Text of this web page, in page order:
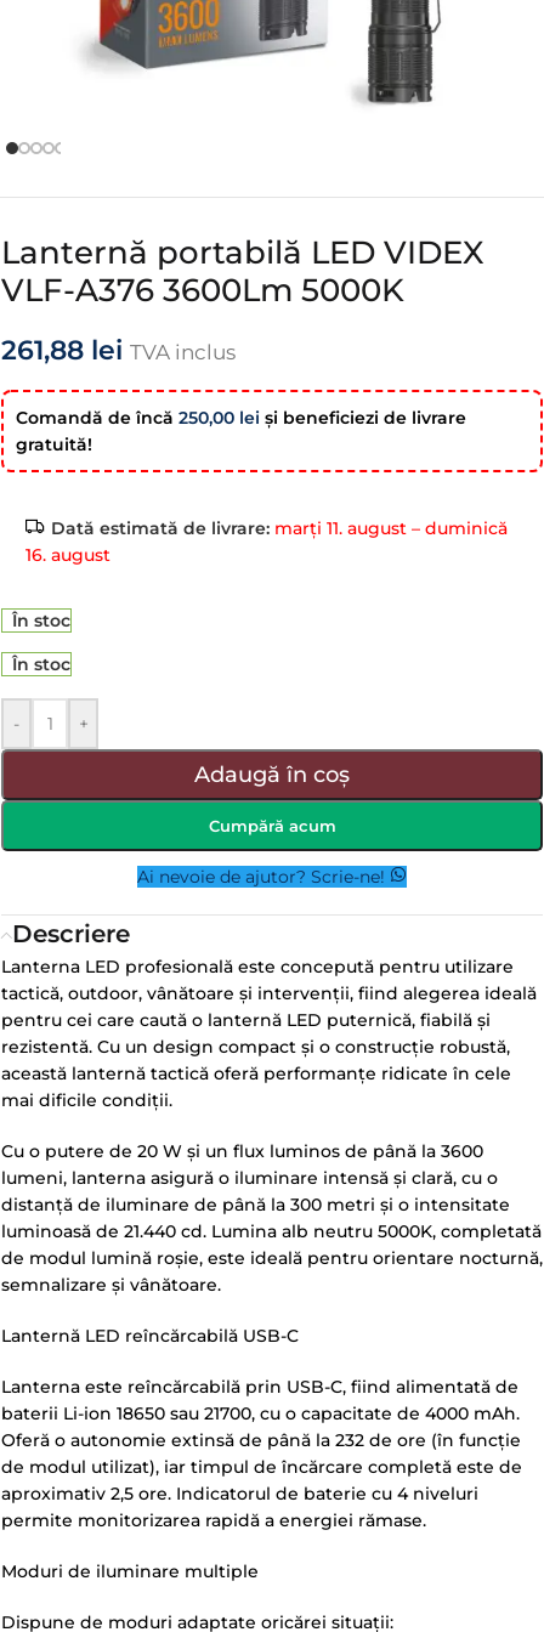
Lanternă portabilă LED VIDEX
VLF-A376 3600Lm 5000K
261,88 lei TVA inclus
Comandă de încă 250,00 lei şi beneficiezi de livrare
gratuită!
Dată estimată de livrare: marți 11. august – duminică
16. august
În stoc
În stoc
- +
Adaugă în coș
Cumpără acum
Ai nevoie de ajutor? Scrie-ne!
Descriere
Lanterna LED profesională este concepută pentru utilizare
tactică, outdoor, vânătoare și intervenții, fiind alegerea ideală
pentru cei care caută o lanternă LED puternică, fiabilă și
rezistentă. Cu un design compact și o construcție robustă,
această lanternă tactică oferă performanțe ridicate în cele
mai dificile condiții.
Cu o putere de 20 W și un flux luminos de până la 3600
lumeni, lanterna asigură o iluminare intensă și clară, cu o
distanță de iluminare de până la 300 metri și o intensitate
luminoasă de 21.440 cd. Lumina alb neutru 5000K, completată
de modul lumină roșie, este ideală pentru orientare nocturnă,
semnalizare și vânătoare.
Lanternă LED reîncărcabilă USB-C
Lanterna este reîncărcabilă prin USB-C, fiind alimentată de
baterii Li-ion 18650 sau 21700, cu o capacitate de 4000 mAh.
Oferă o autonomie extinsă de până la 232 de ore (în funcție
de modul utilizat), iar timpul de încărcare completă este de
aproximativ 2,5 ore. Indicatorul de baterie cu 4 niveluri
permite monitorizarea rapidă a energiei rămase.
Moduri de iluminare multiple
Dispune de moduri adaptate oricărei situații: